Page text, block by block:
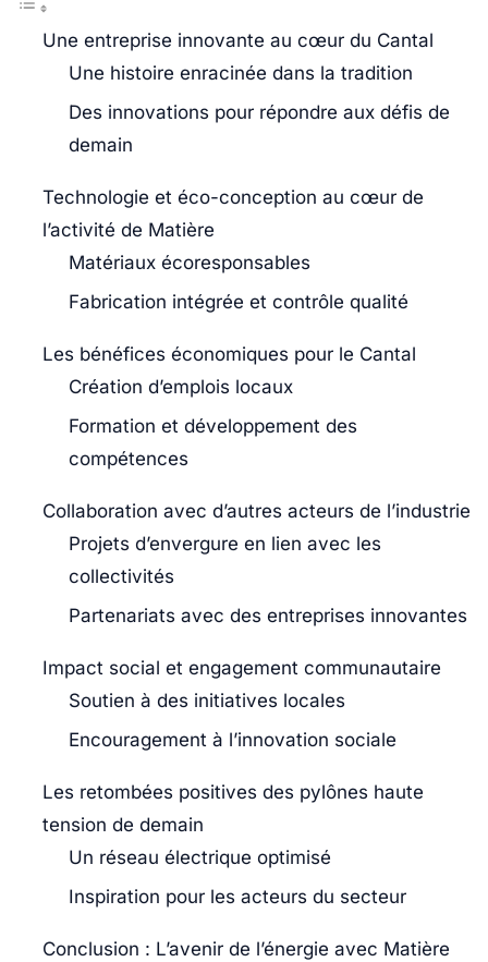
Une entreprise innovante au cœur du Cantal
Une histoire enracinée dans la tradition
Des innovations pour répondre aux défis de
demain
Technologie et éco-conception au cœur de
l’activité de Matière
Matériaux écoresponsables
Fabrication intégrée et contrôle qualité
Les bénéfices économiques pour le Cantal
Création d’emplois locaux
Formation et développement des
compétences
Collaboration avec d’autres acteurs de l’industrie
Projets d’envergure en lien avec les
collectivités
Partenariats avec des entreprises innovantes
Impact social et engagement communautaire
Soutien à des initiatives locales
Encouragement à l’innovation sociale
Les retombées positives des pylônes haute
tension de demain
Un réseau électrique optimisé
Inspiration pour les acteurs du secteur
Conclusion : L’avenir de l’énergie avec Matière